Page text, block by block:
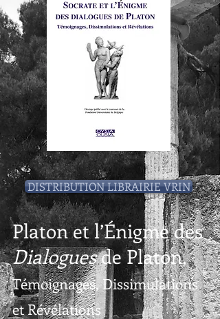
DISTRIBUTION LIBRAIRIE VRIN
Platon et l’Énigme des
Dialoguesde Platon,
Témoignages, Dissimulations
et Révélations